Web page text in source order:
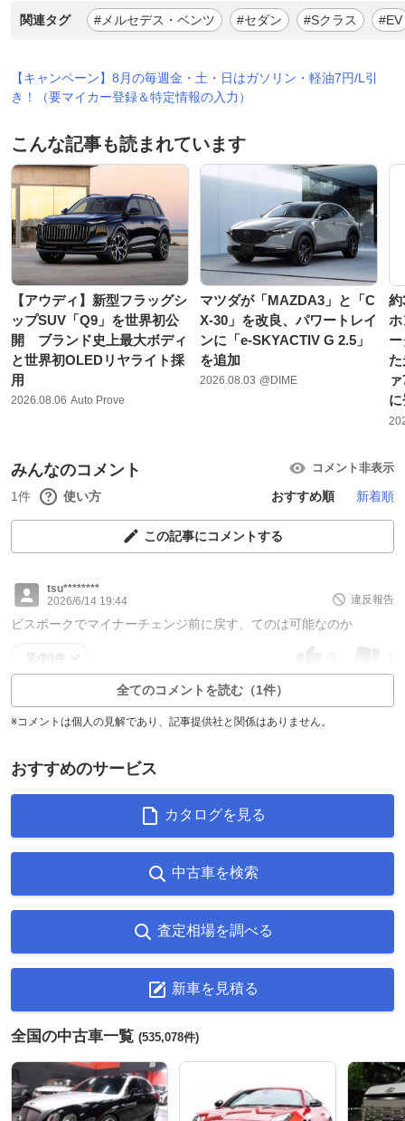
関連タグ #メルセデス・ベンツ #セダン #Sクラス #EV
【キャンペーン】8月の毎週金・土・日はガソリン・軽油7円/L引
き！（要マイカー登録＆特定情報の入力）
こんな記事も読まれています
【アウディ】新型フラッグシ
ップSUV「Q9」を世界初公
開 ブランド史上最大ボディ
と世界初OLEDリヤライト採
用
2026.08.06 Auto Prove
マツダが「MAZDA3」と「C
X-30」を改良、パワートレイ
ンに「e-SKYACTIV G 2.5」
を追加
2026.08.03 @DIME
ホ
みんなのコメント コメント非表示
1件 使い方 おすすめ順 新着順
この記事にコメントする
tsu********
2026/6/14 19:44
違反報告
ビスポークでマイナーチェンジ前に戻す、てのは可能なのか
返信0件
全てのコメントを読む（1件）
※コメントは個人の見解であり、記事提供社と関係はありません。
おすすめのサービス
カタログを見る
中古車を検索
査定相場を調べる
新車を見積る
全国の中古車一覧 (535,078件)